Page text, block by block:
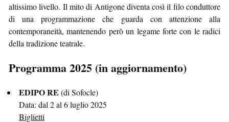
altissimo livello. Il mito di Antigone diventa così il filo conduttore
di una programmazione che guarda con attenzione alla
contemporaneità, mantenendo però un legame forte con le radici
della tradizione teatrale.
Programma 2025 (in aggiornamento)
EDIPO RE (di Sofocle)
Data: dal 2 al 6 luglio 2025
Biglietti